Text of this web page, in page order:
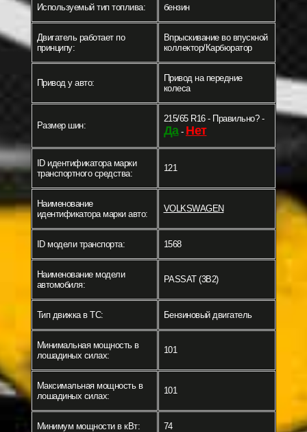
Используемый тип топлива: бензин
Двигатель работает по
принципу:
Впрыскивание во впускной
коллектор/Карбюратор
Привод у авто:
Привод на передние
колеса
Размер шин:
215/65 R16 - Правильно? -
Да- Нет
ID идентификатора марки
транспортного средства:
121
Наименование
идентификатора марки авто:
VOLKSWAGEN
ID модели транспорта: 1568
Наименование модели
автомобиля:
PASSAT (3B2)
Тип движка в ТС: Бензиновый двигатель
Минимальная мощность в
лошадиных силах:
101
Максимальная мощность в
лошадиных силах:
101
Минимум мощности в кВт: 74